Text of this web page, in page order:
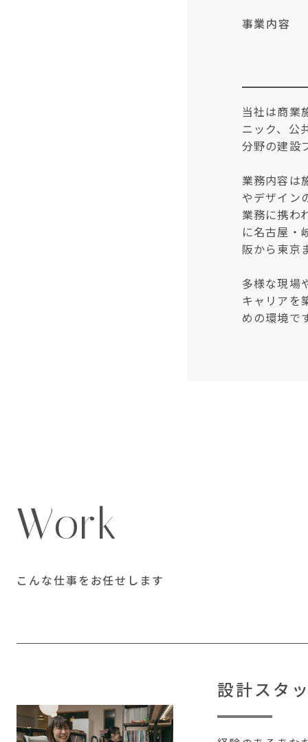
事業内容
当社は商業
ニック、公
分野の建設
業務内容は
やデザイン
業務に携わ
に名古屋・
阪から東京
多様な現場
キャリアを
めの環境で
Work
こんな仕事をお任せします
設計スタ